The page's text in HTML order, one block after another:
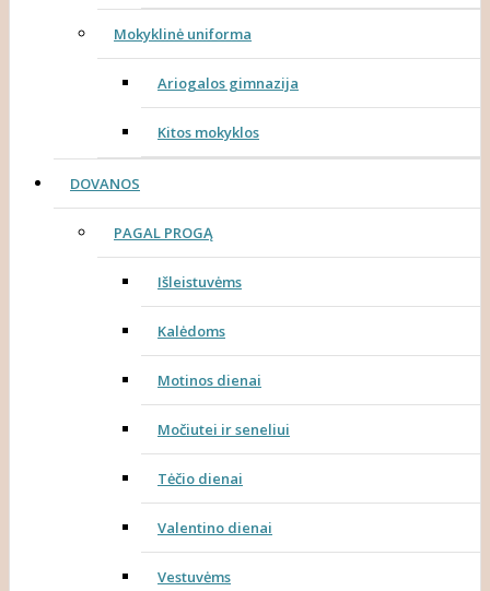
Mokyklinė uniforma
Ariogalos gimnazija
Kitos mokyklos
DOVANOS
PAGAL PROGĄ
Išleistuvėms
Kalėdoms
Motinos dienai
Močiutei ir seneliui
Tėčio dienai
Valentino dienai
Vestuvėms